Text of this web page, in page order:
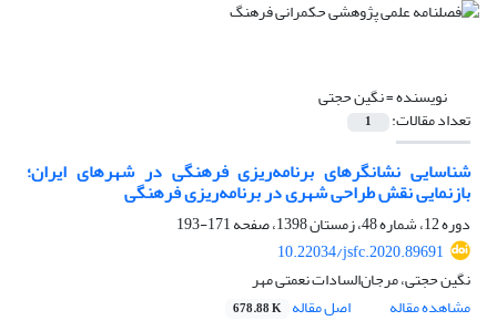
نویسنده =نگین حجتی
تعداد مقالات: 1
شناسایی نشانگرهای برنامه‌ریزی فرهنگی در شهرهای ایران؛
بازنمایی نقش طراحی شهری در برنامه‌ریزی فرهنگی
دوره 12، شماره 48، زمستان 1398، صفحه
171-193
10.22034/jsfc.2020.89691
نگین حجتی، مرجان‌السادات نعمتی مهر
مشاهده مقاله
اصل مقاله 678.88 K